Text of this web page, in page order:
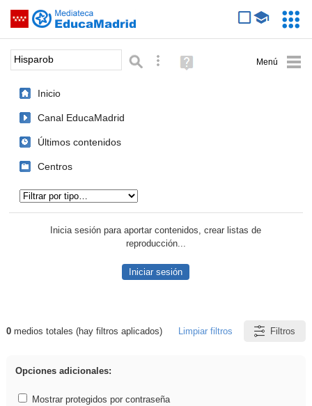
Saltar navegación
Palabra o frase: Búsqueda avanzada
Ayuda
(en
Inicio
Canal EducaMadrid
Últimos contenidos
Centros
Inicia sesión para aportar contenidos, crear listas de
reproducción...
Iniciar sesión
Resultados de: Hisparob
0medios totales (hay filtros aplicados) Limpiar filtros Filtros
Opciones adicionales:
Mostrar protegidos por contraseña